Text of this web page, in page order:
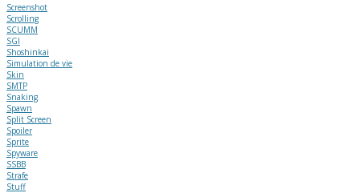
Screenshot
Scrolling
SCUMM
SGI
Shoshinkai
Simulation de vie
Skin
SMTP
Snaking
Spawn
Split Screen
Spoiler
Sprite
Spyware
SSBB
Strafe
Stuff